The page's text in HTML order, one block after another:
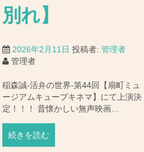
別れ】
2026年2月11日 投稿者: 管理者
管理者
稲森誠‐活弁の世界‐第44回【扇町ミュ
ージアムキューブキネマ】にて上演決
定！！！ 昔懐かしい無声映画…
続きを読む